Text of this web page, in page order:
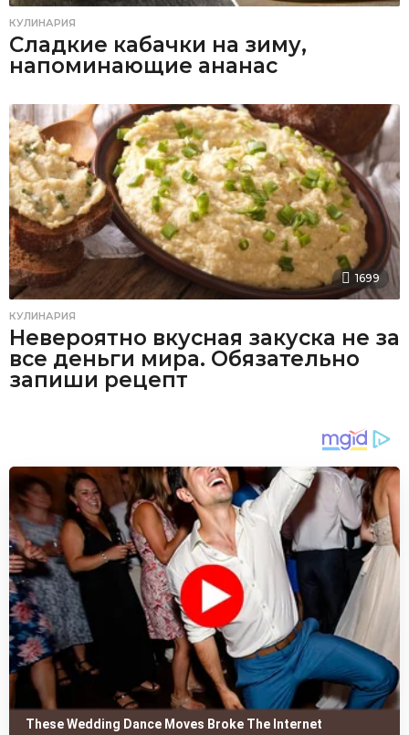
КУЛИНАРИЯ
Сладкие кабачки на зиму,
напоминающие ананас
1699
КУЛИНАРИЯ
Невероятно вкусная закуска не за
все деньги мира. Обязательно
запиши рецепт